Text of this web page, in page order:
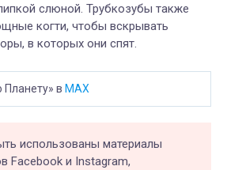
слюной. Трубкозубы также
когти, чтобы вскрывать
в которых они спят.
в MAX
использованы материалы
Facebook и Instagram,